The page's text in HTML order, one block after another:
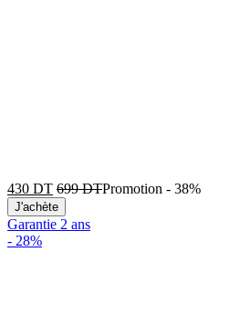
430 DT 699DTPromotion - 38%
J'achète
Garantie 2 ans
- 28%